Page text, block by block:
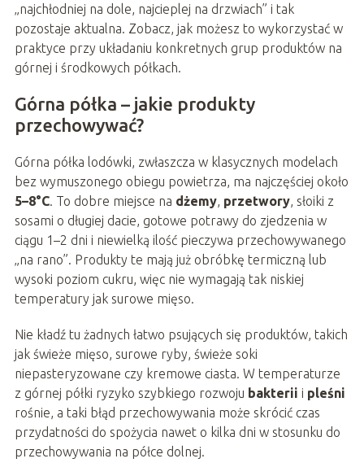
„najchłodniej na dole, najcieplej na drzwiach” i tak
pozostaje aktualna. Zobacz, jak możesz to wykorzystać w
praktyce przy układaniu konkretnych grup produktów na
górnej i środkowych półkach.
Górna półka – jakie produkty
przechowywać?
Górna półka lodówki, zwłaszcza w klasycznych modelach
bez wymuszonego obiegu powietrza, ma najczęściej około
5–8°C. To dobre miejsce na dżemy, przetwory, słoiki z
sosami o długiej dacie, gotowe potrawy do zjedzenia w
ciągu 1–2 dni i niewielką ilość pieczywa przechowywanego
„na rano”. Produkty te mają już obróbkę termiczną lub
wysoki poziom cukru, więc nie wymagają tak niskiej
temperatury jak surowe mięso.
Nie kładź tu żadnych łatwo psujących się produktów, takich
jak świeże mięso, surowe ryby, świeże soki
niepasteryzowane czy kremowe ciasta. W temperaturze
z górnej półki ryzyko szybkiego rozwoju bakterii i pleśni
rośnie, a taki błąd przechowywania może skrócić czas
przydatności do spożycia nawet o kilka dni w stosunku do
przechowywania na półce dolnej.